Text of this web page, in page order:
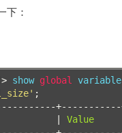
下：
show global
;
+-----------
Value